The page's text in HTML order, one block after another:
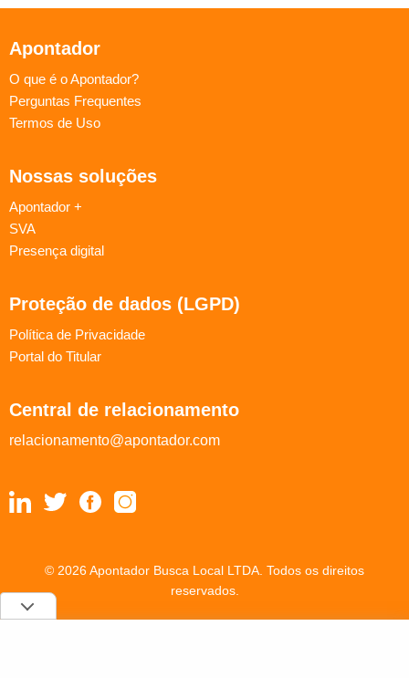
Apontador
O que é o Apontador?
Perguntas Frequentes
Termos de Uso
Nossas soluções
Apontador +
SVA
Presença digital
Proteção de dados (LGPD)
Política de Privacidade
Portal do Titular
Central de relacionamento
relacionamento@apontador.com
© 2026 Apontador Busca Local LTDA. Todos os direitos
reservados.